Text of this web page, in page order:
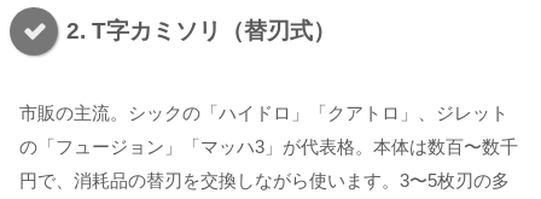
2. T字カミソリ（替刃式）
市販の主流。シックの「ハイドロ」「クアトロ」、ジレット
の「フュージョン」「マッハ3」が代表格。本体は数百〜数千
円で、消耗品の替刃を交換しながら使います。3〜5枚刃の多